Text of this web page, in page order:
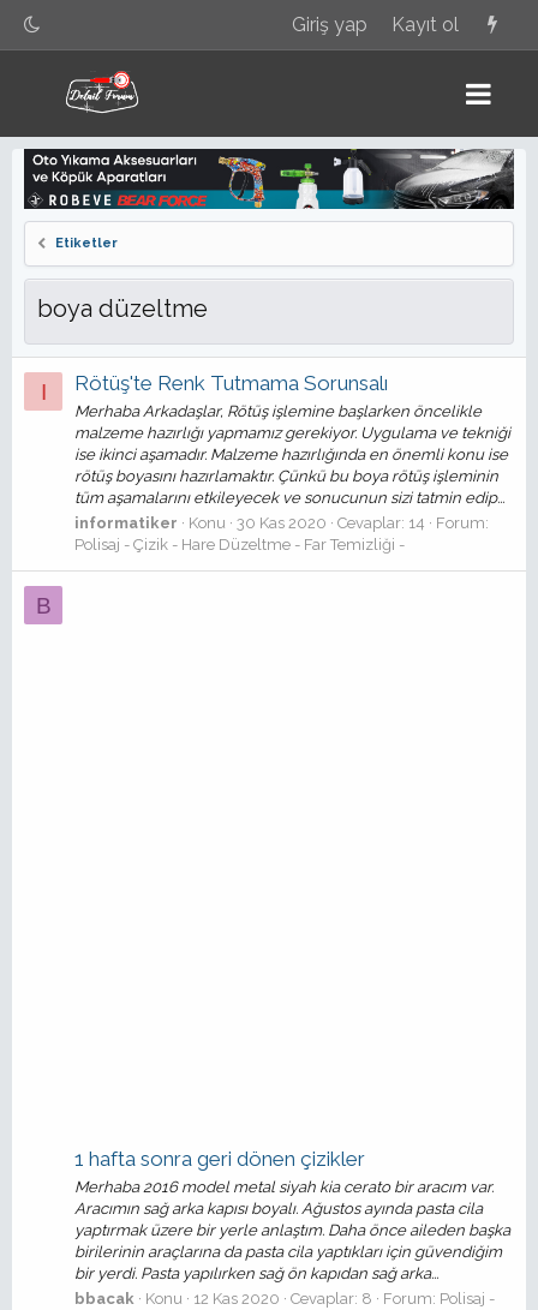
Giriş yap Kayıt ol
Etiketler
boya düzeltme
I Rötüş'te Renk Tutmama Sorunsalı
Merhaba Arkadaşlar, Rötüş işlemine başlarken öncelikle
malzeme hazırlığı yapmamız gerekiyor. Uygulama ve tekniği
ise ikinci aşamadır. Malzeme hazırlığında en önemli konu ise
rötüş boyasını hazırlamaktır. Çünkü bu boya rötüş işleminin
tüm aşamalarını etkileyecek ve sonucunun sizi tatmin edip...
informatiker
Konu 30 Kas 2020 Cevaplar: 14
Forum:
Polisaj - Çizik - Hare Düzeltme - Far Temizliği -
B
1 hafta sonra geri dönen çizikler
Merhaba 2016 model metal siyah kia cerato bir aracım var.
Aracımın sağ arka kapısı boyalı. Ağustos ayında pasta cila
yaptırmak üzere bir yerle anlaştım. Daha önce aileden başka
birilerinin araçlarına da pasta cila yaptıkları için güvendiğim
bir yerdi. Pasta yapılırken sağ ön kapıdan sağ arka...
bbacak
Konu 12 Kas 2020 Cevaplar: 8 Forum: Polisaj -